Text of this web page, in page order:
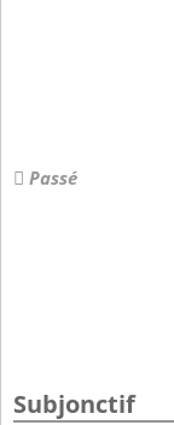
Passé
Subjonctif